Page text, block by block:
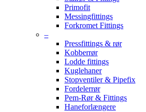
Primofit
Messingfittings
Forkromet Fittings
–
Pressfittings & rør
Kobberrør
Lodde fittings
Kuglehaner
Stopventiler & Pipefix
Fordelerrør
Pem-Rør & Fittings
Haneforlængere